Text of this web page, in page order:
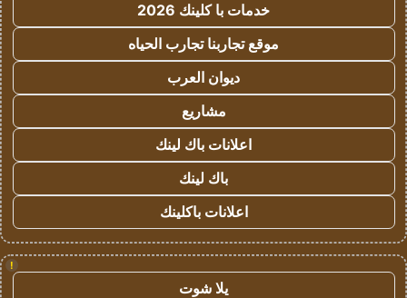
خدمات با كلينك 2026
موقع تجاربنا تجارب الحياه
ديوان العرب
مشاريع
اعلانات باك لينك
باك لينك
اعلانات باكلينك
!
يلا شوت